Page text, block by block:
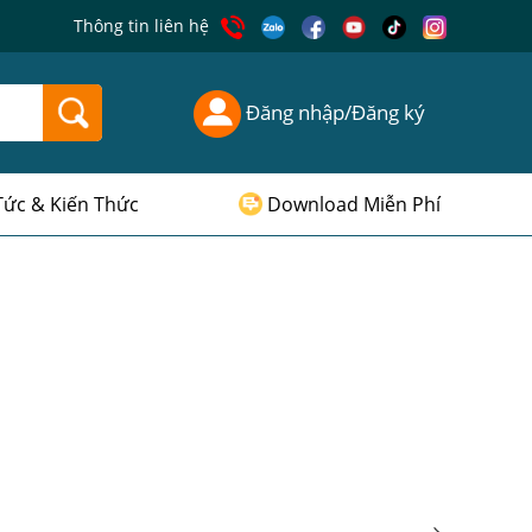
Thông tin liên hệ
Đăng nhập/Đăng ký
& Kiến Thức Download Miễn Phí